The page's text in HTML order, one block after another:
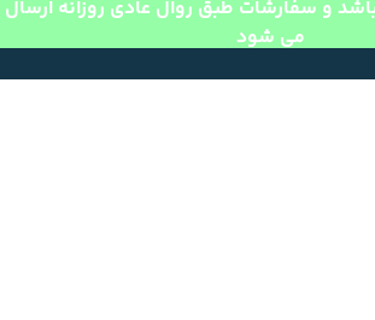
و سفارشات طبق روال عادی روزانه ارسال
می شود